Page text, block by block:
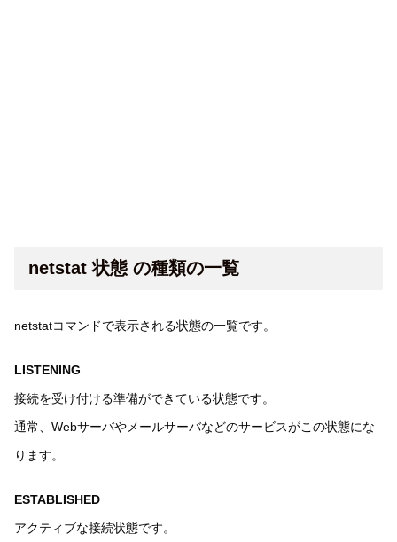
netstat 状態 の種類の一覧
netstatコマンドで表示される状態の一覧です。
LISTENING
接続を受け付ける準備ができている状態です。
通常、Webサーバやメールサーバなどのサービスがこの状態にな
ります。
ESTABLISHED
アクティブな接続状態です。